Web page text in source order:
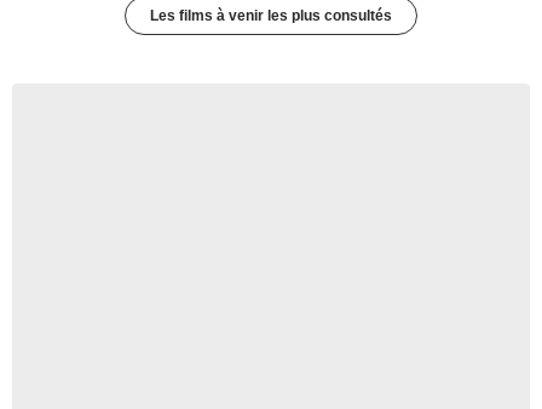
Les films à venir les plus consultés